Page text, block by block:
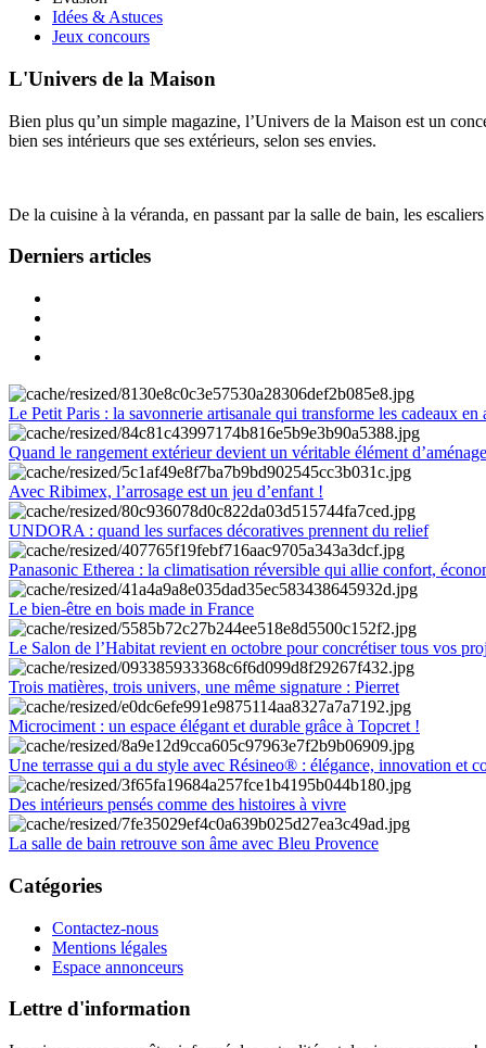
Idées & Astuces
Jeux concours
L'Univers de la Maison
Bien plus qu’un simple magazine, l’Univers de la Maison est un
bien ses intérieurs que ses extérieurs, selon ses envies.
De la cuisine à la véranda, en passant par la salle de bain, les
Derniers articles
Le Petit Paris : la savonnerie artisanale qui transforme les cadeaux en
Quand le rangement extérieur devient un véritable élément
Avec Ribimex, l’arrosage est un jeu d’enfant !
UNDORA : quand les surfaces décoratives prennent du relief
Panasonic Etherea : la climatisation réversible qui allie confort,
Le bien-être en bois made in France
Le Salon de l’Habitat revient en octobre pour concrétiser tous vos
Trois matières, trois univers, une même signature : Pierret
Microciment : un espace élégant et durable grâce à Topcret !
Une terrasse qui a du style avec Résineo® : élégance, innovation et
Des intérieurs pensés comme des histoires à vivre
La salle de bain retrouve son âme avec Bleu Provence
Catégories
Contactez-nous
Mentions légales
Espace annonceurs
Lettre d'information